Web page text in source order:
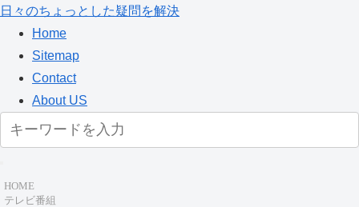
日々のちょっとした疑問を解決
Home
Sitemap
Contact
About US
HOME
テレビ番組